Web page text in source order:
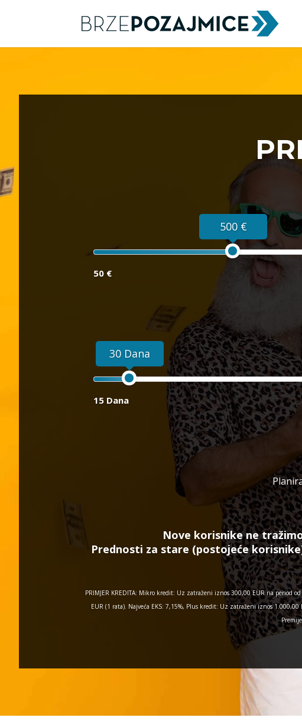
500 €
50 €
30 Dana
15 Dana
Nove korisnike ne
Prednosti za stare (postojeće
PRIMJER KREDITA: Mikro kredit: Uz zatraženi iznos 300,00 EUR na period
EUR (1 rata). Najveća EKS: 7,15%, Plus kredit: Uz zatraženi iznos